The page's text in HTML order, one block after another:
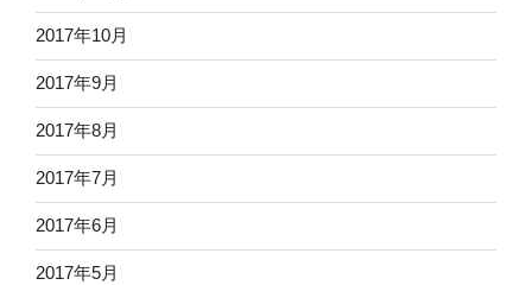
2017年10月
2017年9月
2017年8月
2017年7月
2017年6月
2017年5月